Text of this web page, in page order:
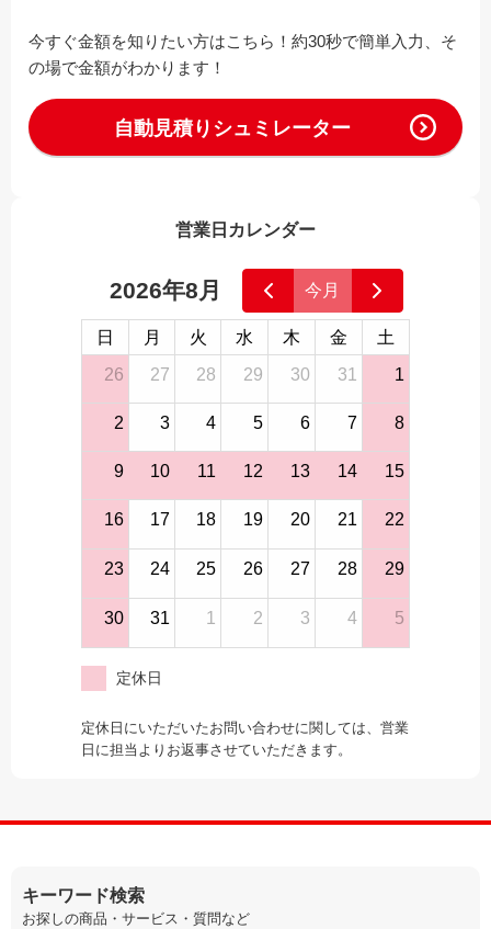
今すぐ金額を知りたい方はこちら！約30秒で簡単入力、そ
の場で金額がわかります！
自動見積りシュミレーター
営業日カレンダー
2026年8月 今月
日 月 火 水 木 金
土
26
27 28 29 30 31 1
2 3 4 5 6 7 8
9 10 11 12 13 14 15
16 17 18 19 20 21 22
23 24 25 26 27 28 29
30 31 1 2 3 4 5
定休日
定休日にいただいたお問い合わせに関しては、営業
日に担当よりお返事させていただきます。
キーワード検索
お探しの商品・サービス・質問など